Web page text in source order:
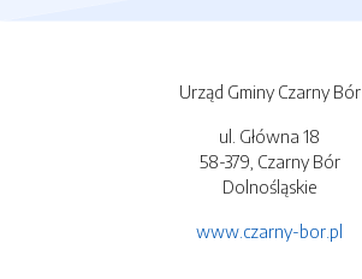
Urząd Gminy Czarny Bór
ul. Główna 18
58-379, Czarny Bór
Dolnośląskie
www.czarny-bor.pl